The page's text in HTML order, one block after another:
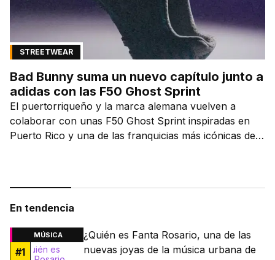
STREETWEAR
Bad Bunny suma un nuevo capítulo junto a
adidas con las F50 Ghost Sprint
El puertorriqueño y la marca alemana vuelven a
colaborar con unas F50 Ghost Sprint inspiradas en
Puerto Rico y una de las franquicias más icónicas del
En tendencia
MÚSICA
#1
¿Quién es Fanta Rosario, una de las
nuevas joyas de la música urbana de